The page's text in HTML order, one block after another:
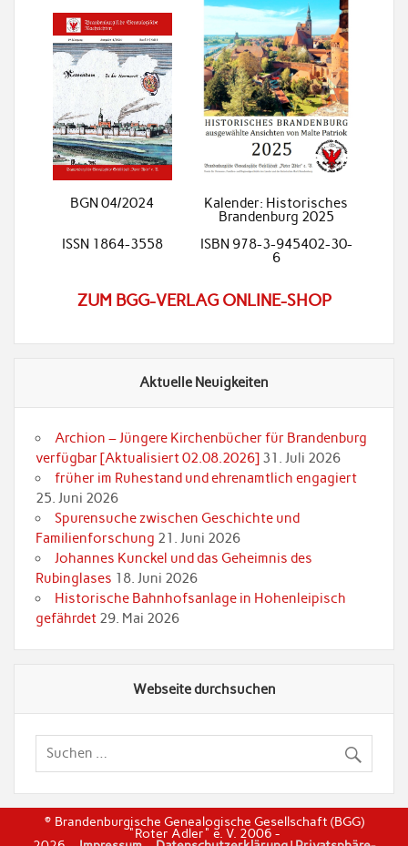
BGN 04/2024
Kalender: Historisches
Brandenburg 2025
ISSN 1864-3558
ISBN 978-3-945402-30-
6
ZUM BGG-VERLAG ONLINE-SHOP
Aktuelle Neuigkeiten
Archion – Jüngere Kirchenbücher für Brandenburg
verfügbar [Aktualisiert 02.08.2026] 31. Juli 2026
früher im Ruhestand und ehrenamtlich engagiert
25. Juni 2026
Spurensuche zwischen Geschichte und
Familienforschung 21. Juni 2026
Johannes Kunckel und das Geheimnis des
Rubinglases 18. Juni 2026
Historische Bahnhofsanlage in Hohenleipisch
gefährdet 29. Mai 2026
Webseite durchsuchen
© Brandenburgische Genealogische Gesellschaft (BGG)
"Roter Adler" e. V. 2006 -